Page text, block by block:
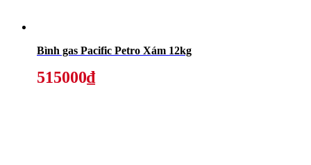
Bình gas Pacific Petro Xám 12kg
515000₫